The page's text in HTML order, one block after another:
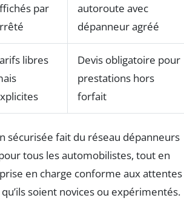
par
autoroute avec
dépanneur agréé
libres
Devis obligatoire pour
prestations hors
forfait
sécurisée fait du réseau dépanneurs
tous les automobilistes, tout en
en charge conforme aux attentes
soient novices ou expérimentés.